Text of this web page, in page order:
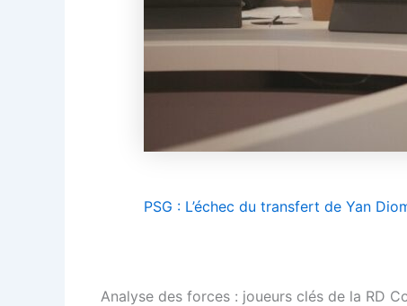
PSG : L’échec du transfert de Yan
Analyse des forces : joueurs clés de la RD